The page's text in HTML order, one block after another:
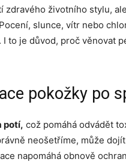
zdravého životního stylu,
slunce, vítr nebo
to je důvod, proč věnovat
pokožky po
potí, což pomáhá odvádět
neošetříme, může
napomáhá obnově